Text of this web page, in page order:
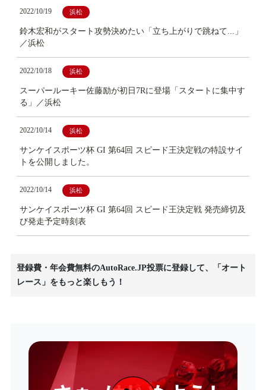
2022/10/19 浜松
鈴木宏和がスタート攻勢決めたい「立ち上がりで跳ねて...」
／浜松
2022/10/18 浜松
スーパールーキー佐藤励が初日7Rに登場「スタートに集中す
る」／浜松
2022/10/14 浜松
サンケイスポーツ杯 GI 第64回 スピード王決定戦の特設サイ
トを公開しました。
2022/10/14 浜松
サンケイスポーツ杯 GI 第64回 スピード王決定戦 発売締切及
び発走予定時刻表
登録費・年会費無料のAutoRace.JP投票に登録して、「オート
レース」をもっと楽しもう！